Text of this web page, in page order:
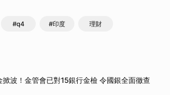
#q4 #印度 理財
波！金管會已對15銀行金檢 令國銀全面徹查